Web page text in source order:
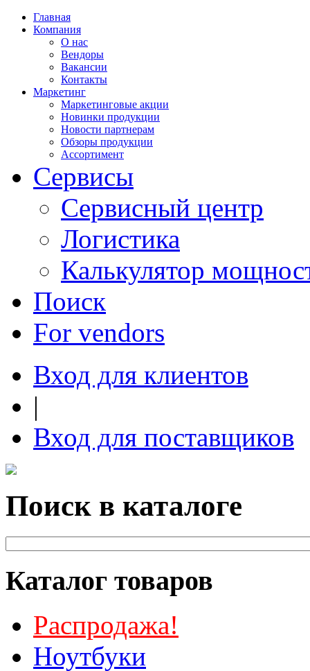
Главная
Компания
О нас
Вендоры
Вакансии
Контакты
Маркетинг
Маркетинговые акции
Новинки продукции
Новости партнерам
Обзоры продукции
Ассортимент
Сервисы
Сервисный центр
Логистика
Калькулятор
Поиск
For vendors
Вход для клиентов
|
Вход для поставщиков
Поиск в каталоге
Каталог товаров
Распродажа!
Ноутбуки